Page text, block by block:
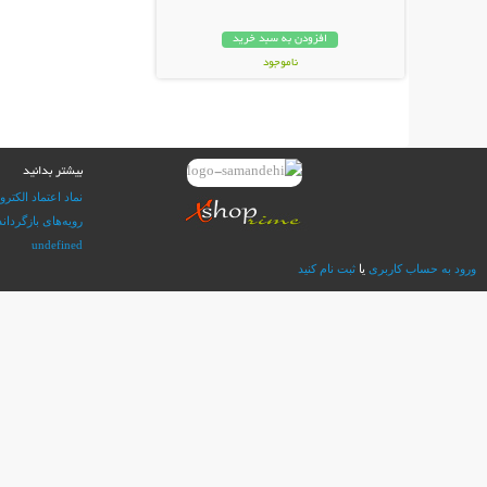
افزودن به سبد خرید
ناموجود
بیشتر بدانید
نماد اعتماد
رویه‌های
undefined
ورود به حساب کاربری یا ثبت نام کنید